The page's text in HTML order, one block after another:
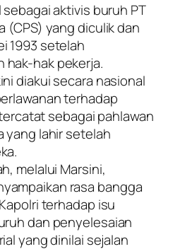
aktivis buruh PT
(CPS) yang diculik dan
1993 setelah
hak-hak pekerja.
diakui secara nasional
terhadap
sebagai pahlawan
yang lahir setelah
melalui Marsini,
rasa bangga
terhadap isu
dan penyelesaian
yang dinilai sejalan